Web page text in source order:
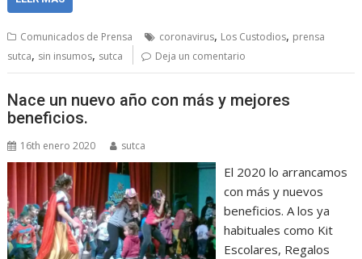
Comunicados de Prensa coronavirus, Los Custodios, prensa
sutca, sin insumos, sutca Deja un comentario
Nace un nuevo año con más y mejores
beneficios.
16th enero 2020 sutca
El 2020 lo arrancamos
con más y nuevos
beneficios. A los ya
habituales como Kit
Escolares, Regalos